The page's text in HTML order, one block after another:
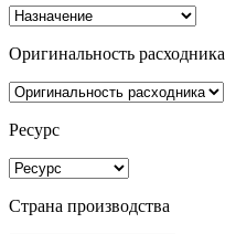
Оригинальность расходника
Ресурс
Страна производства